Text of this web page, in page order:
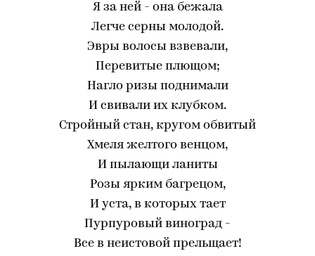
Я за ней - она бежала
Легче серны молодой.
Эвры волосы взвевали,
Перевитые плющом;
Нагло ризы поднимали
И свивали их клубком.
Стройный стан, кругом обвитый
Хмеля желтого венцом,
И пылающи ланиты
Розы ярким багрецом,
И уста, в которых тает
Пурпуровый виноград -
Все в неистовой прельщает!